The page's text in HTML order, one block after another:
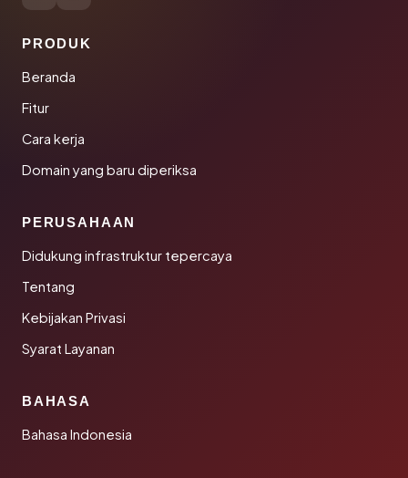
PRODUK
Beranda
Fitur
Cara kerja
Domain yang baru diperiksa
PERUSAHAAN
Didukung infrastruktur tepercaya
Tentang
Kebijakan Privasi
Syarat Layanan
BAHASA
Bahasa Indonesia